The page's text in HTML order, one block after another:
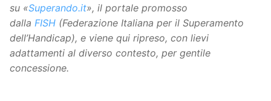
su «Superando.it», il portale promosso
dalla FISH (Federazione Italiana per il Superamento
dell’Handicap), e viene qui ripreso, con lievi
adattamenti al diverso contesto, per gentile
concessione.